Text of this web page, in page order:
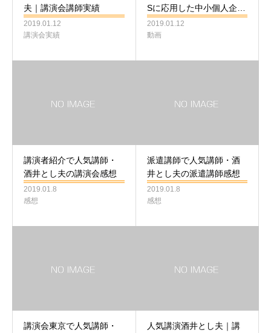
夫｜講演会講師実績
2019.01.12
講演会実績
Sに応用した中小個人企…
2019.01.12
動画
講演者紹介で人気講師・
酒井とし夫の講演会感想
2019.01.8
感想
派遣講師で人気講師・酒
井とし夫の派遣講師感想
2019.01.8
感想
講演会東京で人気講師・
人気講演酒井とし夫｜講